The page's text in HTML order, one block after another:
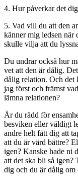
4. Hur påverkar det
5. Vad vill du att den
känner mig ledsen när
skulle vilja att du
Du undrar också hur
vet att den är dålig.
dålig relation. Och det
jag först och främst
lämna relationen?
Är du rädd för
besviken eller väldigt
andre helt fått dig att
att du är värd bättre?
igen? Kanske hade ni
att det ska bli så igen?
dig och du är dålig om